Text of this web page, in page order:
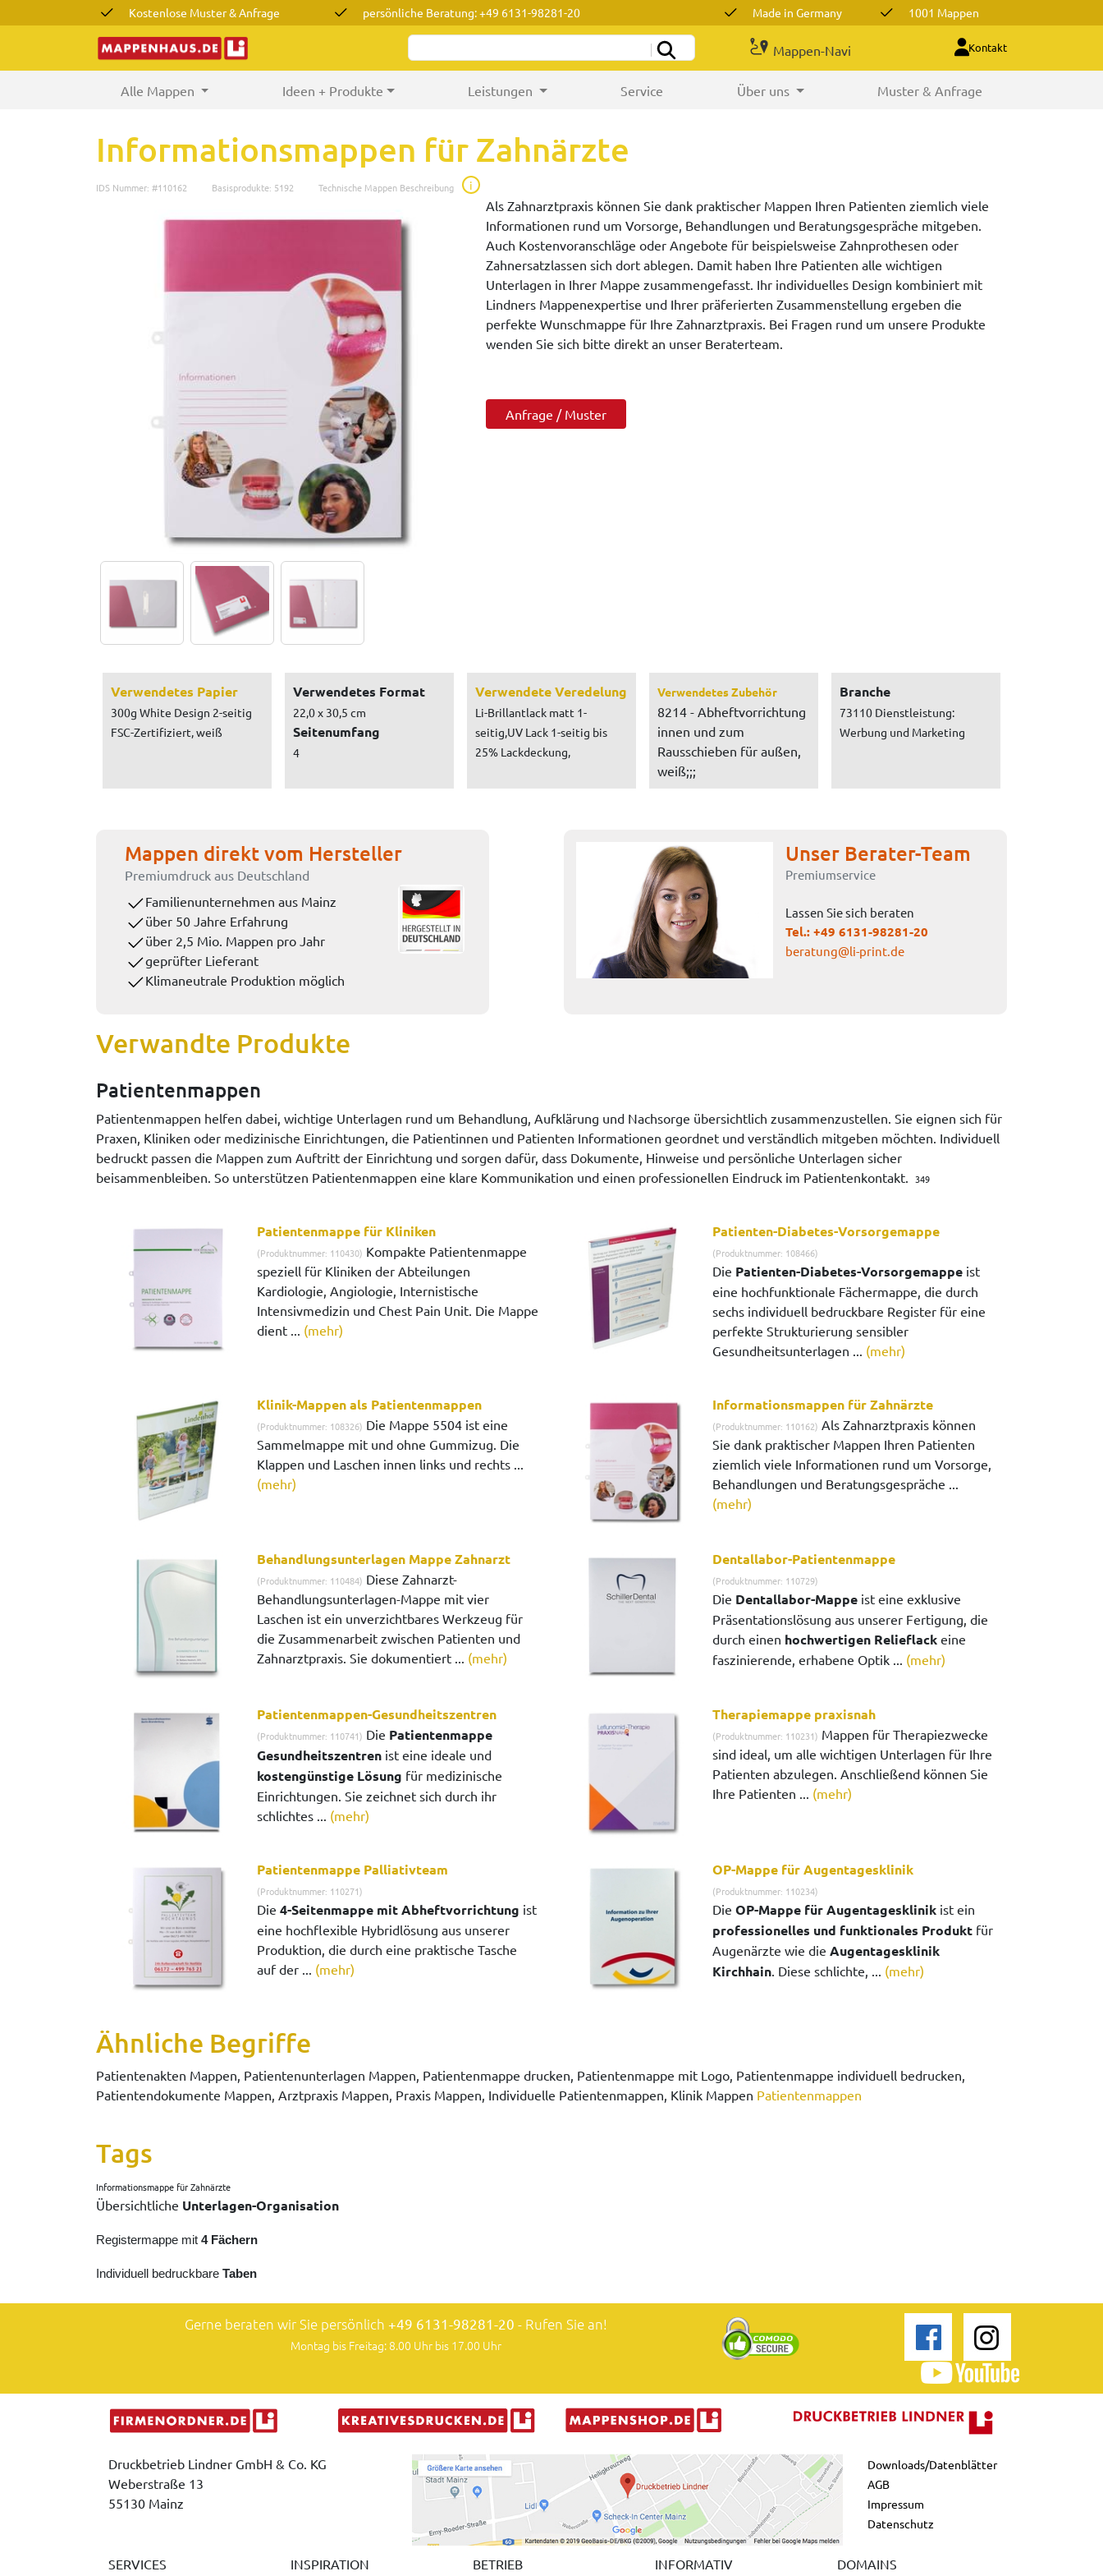
Kostenlose Muster & Anfrage persönliche Beratung: +49 6131-98281-20 Made in Germany 1001 Mappen
Mappen-Navi Kontakt
Alle Mappen (current) Ideen + Produkte Leistungen Service Über uns Muster & Anfrage
Informationsmappen für Zahnärzte
IDS Nummer: #110162 Basisprodukte: 5192 Technische Mappen Beschreibung i
Als Zahnarztpraxis können Sie dank praktischer Mappen Ihren Patienten ziemlich viele
Informationen rund um Vorsorge, Behandlungen und Beratungsgespräche mitgeben.
Auch Kostenvoranschläge oder Angebote für beispielsweise Zahnprothesen oder
Zahnersatzlassen sich dort ablegen. Damit haben Ihre Patienten alle wichtigen
Unterlagen in Ihrer Mappe zusammengefasst. Ihr individuelles Design kombiniert mit
Lindners Mappenexpertise und Ihrer präferierten Zusammenstellung ergeben die
perfekte Wunschmappe für Ihre Zahnarztpraxis. Bei Fragen rund um unsere Produkte
wenden Sie sich bitte direkt an unser Beraterteam.
Anfrage / Muster
Verwendetes Papier
300g White Design 2-seitig
FSC-Zertifiziert, weiß
Verwendetes Format
22,0 x 30,5 cm
Seitenumfang
4
Verwendete Veredelung
Li-Brillantlack matt 1-
seitig,UV Lack 1-seitig bis
25% Lackdeckung,
Verwendetes Zubehör
8214 - Abheftvorrichtung
innen und zum
Rausschieben für außen,
weiß;;;
Branche
73110 Dienstleistung:
Werbung und Marketing
Mappen direkt vom Hersteller
Premiumdruck aus Deutschland
Familienunternehmen aus Mainz
über 50 Jahre Erfahrung
über 2,5 Mio. Mappen pro Jahr
geprüfter Lieferant
Klimaneutrale Produktion möglich
Unser Berater-Team
Premiumservice
Lassen Sie sich beraten
Tel.: +49 6131-98281-20
beratung@li-print.de
Verwandte Produkte
Patientenmappen
Patientenmappen helfen dabei, wichtige Unterlagen rund um Behandlung, Aufklärung und Nachsorge übersichtlich zusammenzustellen. Sie eignen sich für
Praxen, Kliniken oder medizinische Einrichtungen, die Patientinnen und Patienten Informationen geordnet und verständlich mitgeben möchten. Individuell
bedruckt passen die Mappen zum Auftritt der Einrichtung und sorgen dafür, dass Dokumente, Hinweise und persönliche Unterlagen sicher
beisammenbleiben. So unterstützen Patientenmappen eine klare Kommunikation und einen professionellen Eindruck im Patientenkontakt.
349
Patientenmappe für Kliniken
(Produktnummer: 110430) Kompakte Patientenmappe
speziell für Kliniken der Abteilungen
Kardiologie, Angiologie, Internistische
Intensivmedizin und Chest Pain Unit. Die Mappe
dient ... (mehr)
Patienten-Diabetes-Vorsorgemappe
(Produktnummer: 108466)
Die Patienten-Diabetes-Vorsorgemappeist
eine hochfunktionale Fächermappe, die durch
sechs individuell bedruckbare Register für eine
perfekte Strukturierung sensibler
Gesundheitsunterlagen ... (mehr)
Klinik-Mappen als Patientenmappen
(Produktnummer: 108326) Die Mappe 5504 ist eine
Sammelmappe mit und ohne Gummizug. Die
Klappen und Laschen innen links und rechts ...
(mehr)
Informationsmappen für Zahnärzte
(Produktnummer: 110162) Als Zahnarztpraxis können
Sie dank praktischer Mappen Ihren Patienten
ziemlich viele Informationen rund um Vorsorge,
Behandlungen und Beratungsgespräche ...
(mehr)
Behandlungsunterlagen Mappe Zahnarzt
(Produktnummer: 110484) Diese Zahnarzt-
Behandlungsunterlagen-Mappe mit vier
Laschen ist ein unverzichtbares Werkzeug für
die Zusammenarbeit zwischen Patienten und
Zahnarztpraxis. Sie dokumentiert ... (mehr)
Dentallabor-Patientenmappe
(Produktnummer: 110729)
Die Dentallabor-Mappeist eine exklusive
Präsentationslösung aus unserer Fertigung, die
durch einen hochwertigen Relieflackeine
faszinierende, erhabene Optik ... (mehr)
Patientenmappen-Gesundheitszentren
(Produktnummer: 110741) Die Patientenmappe
Gesundheitszentrenist eine ideale und
kostengünstige Lösung für medizinische
Einrichtungen. Sie zeichnet sich durch ihr
schlichtes ... (mehr)
Therapiemappe praxisnah
(Produktnummer: 110231) Mappen für Therapiezwecke
sind ideal, um alle wichtigen Unterlagen für Ihre
Patienten abzulegen. Anschließend können Sie
Ihre Patienten ... (mehr)
Patientenmappe Palliativteam
(Produktnummer: 110271)
Die 4-Seitenmappe mit Abheftvorrichtung ist
eine hochflexible Hybridlösung aus unserer
Produktion, die durch eine praktische Tasche
auf der ... (mehr)
OP-Mappe für Augentagesklinik
(Produktnummer: 110234)
Die OP-Mappe für Augentagesklinikist ein
professionelles und funktionales Produktfür
Augenärzte wie die Augentagesklinik
Kirchhain. Diese schlichte, ... (mehr)
Ähnliche Begriffe
Patientenakten Mappen, Patientenunterlagen Mappen, Patientenmappe drucken, Patientenmappe mit Logo, Patientenmappe individuell bedrucken,
Patientendokumente Mappen, Arztpraxis Mappen, Praxis Mappen, Individuelle Patientenmappen, Klinik Mappen Patientenmappen
Tags
Informationsmappe für Zahnärzte
Übersichtliche Unterlagen-Organisation
Registermappe mit 4 Fächern
Individuell bedruckbare Taben
Gerne beraten wir Sie persönlich +49 6131-98281-20 - Rufen Sie an!
Montag bis Freitag: 8.00 Uhr bis 17.00 Uhr
Druckbetrieb Lindner GmbH & Co. KG
Weberstraße 13
55130 Mainz
Downloads/Datenblätter
AGB
Impressum
Datenschutz
SERVICES
INSPIRATION
BETRIEB
INFORMATIV
DOMAINS